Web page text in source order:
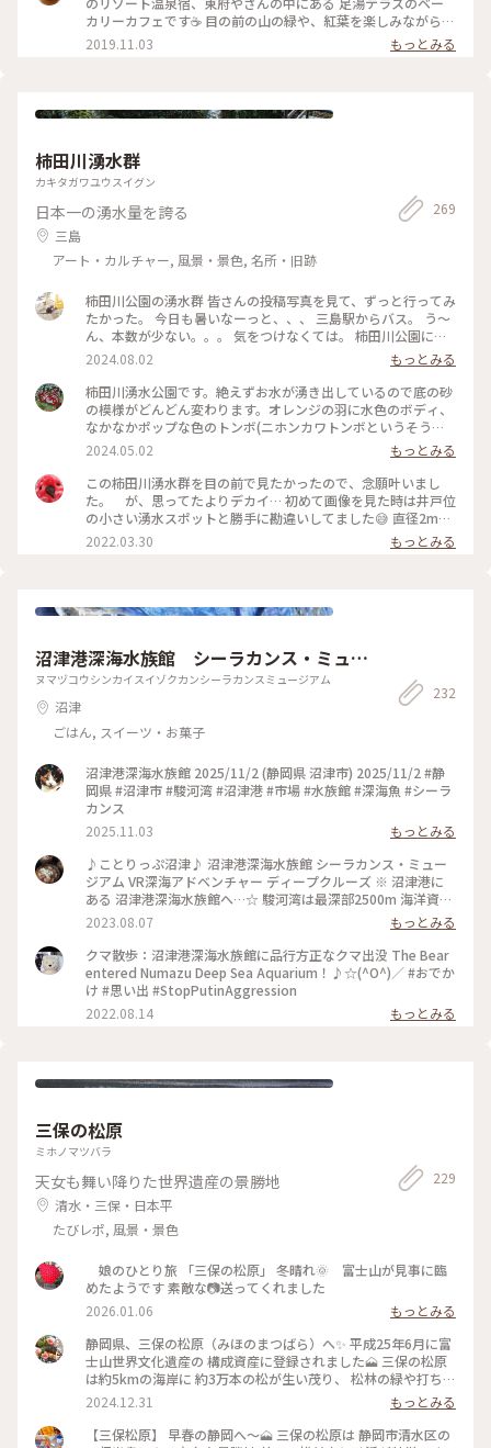
カリーカフェです☕️ 目の前の山の緑や、紅葉を楽しみながら、
吉奈温泉の足湯に浸かって、 美味しいパンをいただけます🥐🥪
足湯ベーカリーカフェはもちろん、 大正時代を感じられるレ
節によってメニューが変わったり、美味しいパンがたくさんあ
館 #静岡 #ドライブ
2019.11.03 もっとみる
柿田川湧水群
カキタガワユウスイグン
日本一の湧水量を誇る
三島
アート・カルチャー, 風景・景色, 名所・旧跡
269
柿田川公園の湧水群 皆さんの投稿写真を見て、ずっと行ってみ
たかった。 今日も暑いなーっと、、、 三島駅からバス。 う～
ん、本数が少ない。。。 気をつけなくては。 柿田川公園に到
着。 入り口に、道順を示す看板がある。 なんて親切！ 広場の
賑やかな子供達の声を背中に、道順通り、鬱蒼と茂る木々の小
道を歩いていくと、、、美しい湧水。。。 皆さんの写真の通
り！ しかも！ はぁぁ〜、なんて涼しいの？！ 途中で貴船神
社にご挨拶。 『お邪魔しております。綺麗なお水をありがとう
るのも嬉しい。 みしまコロッケとお水でランチ。 湧水の小路
のを抜けると、ゆったりと流れる柿田川。 みしまの町は、綺
麗な水が至る所に流れる、素敵な町でした。
2024.08.02
もっとみる
柿田川湧水公園です。絶えずお水が湧き出しているので底の砂
の模様がどんどん変わります。オレンジの羽に水色のボディ、
なかなかポップな色のトンボ(ニホンカワトンボというそうで
す)にも会えました。#静岡県#柿田川湧水公園
2024.05.02
もっとみる
この柿田川湧水群を目の前で見たかったので、念願叶いまし
た。 が、思ってたよりデカイ… 初めて画像を見た時は井戸位
の小さい湧水スポットと勝手に勘違いしてました😅 直径2mは
ありそうでした。陽が射し込むと青くみえます。 #ヒーリング
旅 #三島 #柿田川湧水公園
2022.03.30 もっとみる
沼津港深海水族館 シーラカンス・ミュー
ジアム
ヌマヅコウシンカイスイゾクカンシーラカンスミュージアム
沼津
ごはん, スイーツ・お菓子
232
沼津港深海水族館 2025/11/2 (静岡県 沼津市) 2025/11/2 #静
岡県 #沼津市 #駿河湾 #沼津港 #市場 #水族館 #深海魚 #シーラ
カンス
2025.11.03
もっとみる
♪ことりっぷ沼津♪ 沼津港深海水族館 シーラカンス・ミュー
ジアム VR深海アドベンチャー ディープクルーズ ※ 沼津港に
ある 沼津港深海水族館へ…☆ 駿河湾は最深部2500m 海洋資源
豊富な 日本一深い湾☆ 暗闇と低水温、そして水圧… 過酷な環
境の中でも生き続ける 深海生物に スポットを当てた水族館で
す☆ そして世界初の シーラカンス・ミュージアムでは 大きな
標本や映像などで 「生きる化石」と言われる シーラカンスの
謎に 触れることができます☆ ※ 夏休みの水族館は お子様たち
を中心にご家族連れで にぎわっていました^ ^ 深海の世界は 普
通の水族館より薄暗く ミステリアスな雰囲気☆ めずらしい深
体験☆ 楽しい深海世界のVR空間でした〜☆ おもしろかったで
シーラカンス #VR #沼津港 #沼津市 #静岡県
2023.08.07
もっとみる
クマ散歩：沼津港深海水族館に品行方正なクマ出没 The Bear
entered Numazu Deep Sea Aquarium！♪☆(^O^)／ #おでか
け #思い出 #StopPutinAggression
2022.08.14
もっとみる
三保の松原
ミホノマツバラ
天女も舞い降りた世界遺産の景勝地
清水・三保・日本平
たびレポ, 風景・景色
229
娘のひとり旅 「三保の松原」 冬晴れ🌞 富士山が見事に臨
めたようです 素敵な📷送ってくれました
2026.01.06
もっとみる
静岡県、三保の松原（みほのまつばら）へ✨ 平成25年6月に富
士山世界文化遺産の 構成資産に登録されました🗻 三保の松原
は約5kmの海岸に 約3万本の松が生い茂り、 松林の緑や打ち寄
せる白波、 海の青さと富士山の風景は 歌川広重の浮世絵や
数々の絵画・和歌に なっています✨ 三保の松原の一角には、
天女伝説で知られる羽衣の松があり、 毎年10月には松前で 三
2024.12.31
もっとみる
【三保松原】 早春の静岡へ〜🗻 三保の松原は 静岡市清水区の